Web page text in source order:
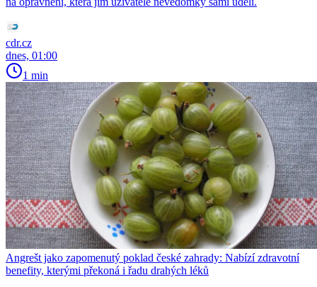
cdr.cz
dnes, 01:00
1 min
Angrešt jako zapomenutý poklad české zahrady: Nabízí zdravotní
benefity, kterými překoná i řadu drahých léků